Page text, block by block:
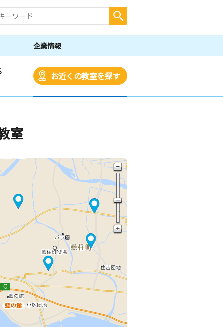
企業情報
お近くの教室を探す
室